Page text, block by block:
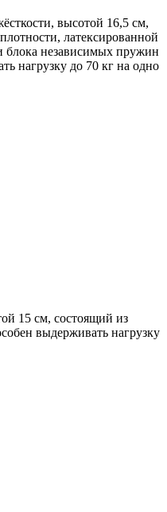
высотой 16,5 см,
латексированной
блока независимых пружин
нагрузку до 70 кг на одно
15 см, состоящий из
выдерживать нагрузку